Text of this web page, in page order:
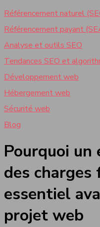
Référencement naturel
Référencement payant
Analyse et outils SEO
Tendances SEO et
Développement web
Hébergement web
Sécurité web
Blog
Pourquoi un
des
essentiel
projet web